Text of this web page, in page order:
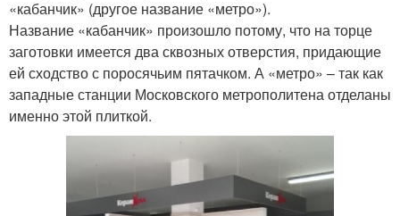
«кабанчик» (другое название «метро»).
Название «кабанчик» произошло потому, что на торце
заготовки имеется два сквозных отверстия, придающие
ей сходство с поросячьим пятачком. А «метро» – так как
западные станции Московского метрополитена отделаны
именно этой плиткой.